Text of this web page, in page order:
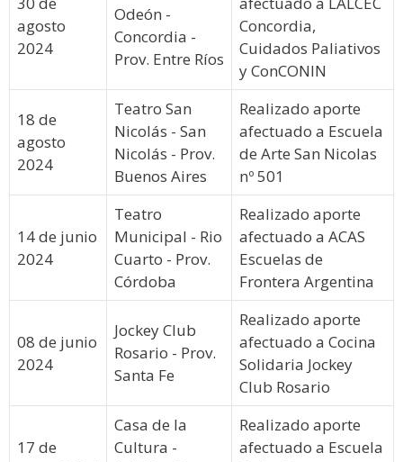
agosto
2024
Odeón -
Concordia -
Prov. Entre Ríos
Concordia,
Cuidados Paliativos
y ConCONIN
18 de
agosto
2024
Teatro San
Nicolás - San
Nicolás - Prov.
Buenos Aires
Realizado aporte
afectuado a Escuela
de Arte San Nicolas
nº 501
14 de junio
2024
Teatro
Municipal - Rio
Cuarto - Prov.
Córdoba
Realizado aporte
afectuado a ACAS
Escuelas de
Frontera Argentina
08 de junio
2024
Jockey Club
Rosario - Prov.
Santa Fe
Realizado aporte
afectuado a Cocina
Solidaria Jockey
Club Rosario
17 de
Casa de la
Cultura -
Realizado aporte
afectuado a Escuela